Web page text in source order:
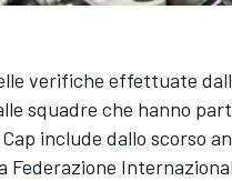
verifiche effettuate
squadre che hanno
include dallo scorso